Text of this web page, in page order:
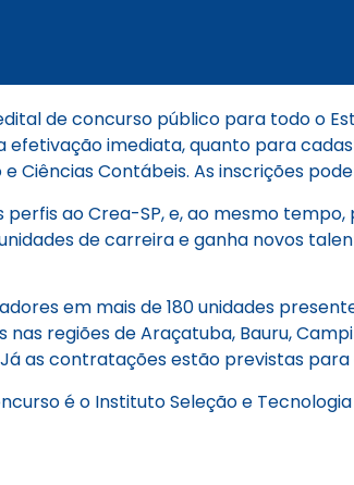
de concurso público para todo o
efetivação imediata, quanto para
Ciências Contábeis. As inscrições
ao Crea-SP, e, ao mesmo
de carreira e ganha novos
em mais de 180 unidades
regiões de Araçatuba, Bauru,
as contratações estão previstas para
é o Instituto Seleção e